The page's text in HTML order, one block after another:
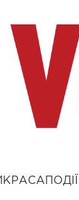
КРАСА ПОДІЇ